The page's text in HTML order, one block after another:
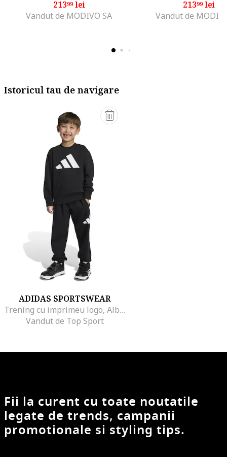
21399lei
Vandut de MODIVO SA
21399lei
Vandut de
Istoricul tau de navigare
ADIDAS SPORTSWEAR
Trening cu imprimeu logo, Alb/Negru
Vandut de Top Sport
Fii la curent cu toate noutatile
legate de trends, campanii
promotionale si styling tips.